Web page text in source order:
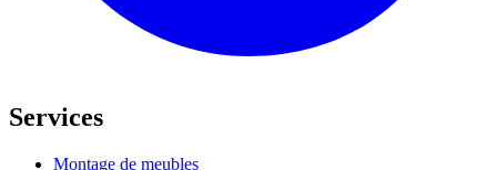
Services
Montage de meubles